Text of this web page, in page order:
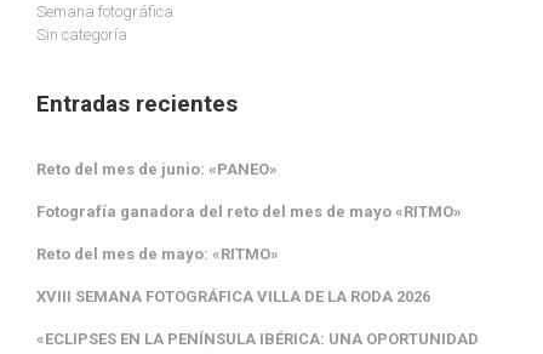
Semana fotográfica
Sin categoría
Entradas recientes
Reto del mes de junio: «PANEO»
Fotografía ganadora del reto del mes de mayo «RITMO»
Reto del mes de mayo: «RITMO»
XVIII SEMANA FOTOGRÁFICA VILLA DE LA RODA 2026
«ECLIPSES EN LA PENÍNSULA IBÉRICA: UNA OPORTUNIDAD